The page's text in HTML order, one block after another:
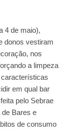
4 de maio),
donos vestiram
nos
a limpeza
em qual bar
pelo Sebrae
Bares e
de consumo